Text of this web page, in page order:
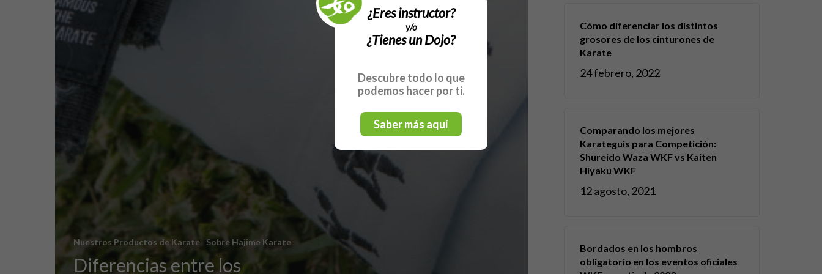
Nuestros Productos de Karate Sobre Hajime Karate
Diferencias entre los
Cómo diferenciar los distintos
grosores de los cinturones de
Karate
24 febrero, 2022
Comparando los mejores
Karateguis para Competición:
Shureido Waza WKF vs Kaiten
Hiyaku WKF
12 agosto, 2021
Bordados en los hombros
obligatorio en los eventos oficiales
¿Eres instructor?
y/o
¿Tienes un Dojo?
Descubre todo lo que
podemos hacer por ti.
Saber más aquí